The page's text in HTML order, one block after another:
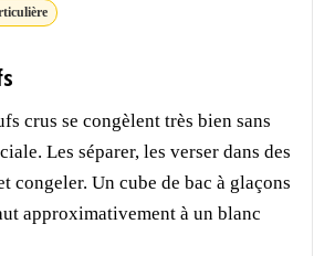
crus se congèlent très bien sans
Les séparer, les verser dans des
congeler. Un cube de bac à glaçons
approximativement à un blanc